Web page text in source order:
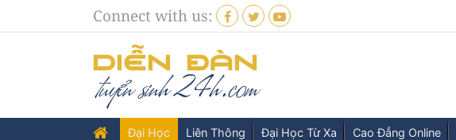
Connect with us:
Đại Học Liên Thông Đại Học Từ Xa Cao Đẳng Online